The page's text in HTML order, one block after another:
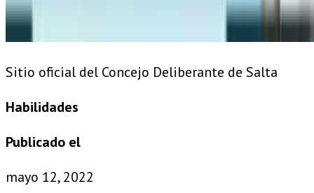
Sitio oficial del Concejo Deliberante de Salta
Habilidades
Publicado el
mayo 12, 2022